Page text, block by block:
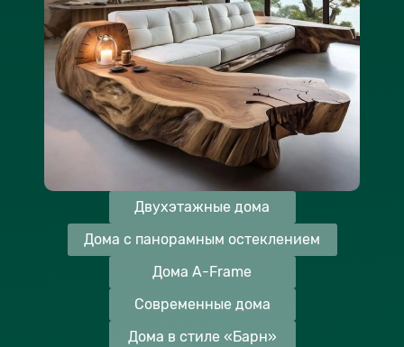
Двухэтажные дома
Дома с панорамным остеклением
Дома A-Frame
Современные дома
Дома в стиле «Барн»